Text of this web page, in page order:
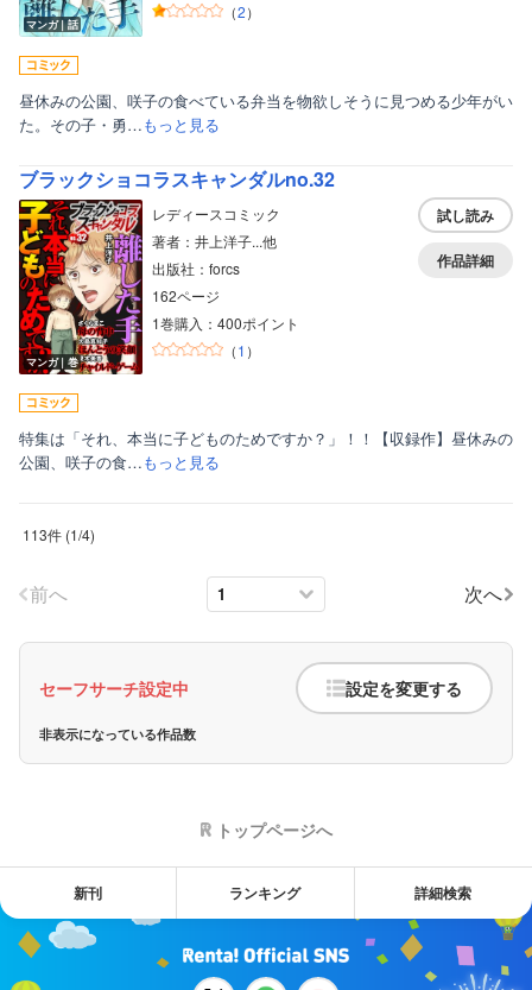
マンガ｜話
（2）
昼休みの公園、咲子の食べている弁当を物欲しそうに見つめる少年がい
た。その子・勇…もっと見る
ブラックショコラスキャンダルno.32
マンガ｜巻
レディースコミック
著者：井上洋子...他
出版社：forcs
162ページ
1巻購入：400ポイント
（1 ）
試し読み
作品詳細
特集は「それ、本当に子どものためですか？」！！【収録作】昼休みの
公園、咲子の食…もっと見る
113件 (1/4)
前へ 次へ
セーフサーチ設定中 設定を変更する
非表示になっている作品数
トップページへ
新刊 ランキング 詳細検索